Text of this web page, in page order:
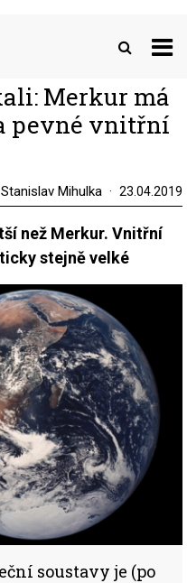
Merkur má
pevné vnitřní
Stanislav Mihulka 23.04.2019
než Merkur. Vnitřní
stejně velké
soustavy je (po